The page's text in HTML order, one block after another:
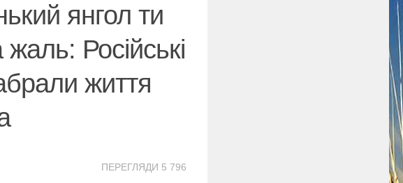
янгол ти
Російські
життя
ПЕРЕГЛЯДИ 5 796